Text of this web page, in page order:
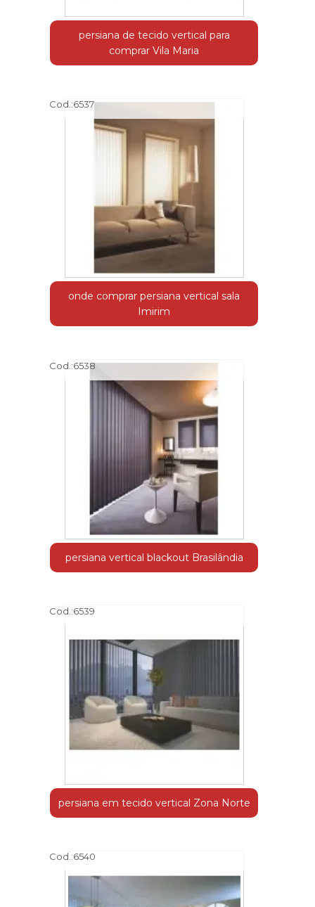
persiana de tecido vertical para
comprar Vila Maria
Cod.:6537
onde comprar persiana vertical sala
Imirim
Cod.:6538
persiana vertical blackout Brasilândia
Cod.:6539
persiana em tecido vertical Zona Norte
Cod.:6540